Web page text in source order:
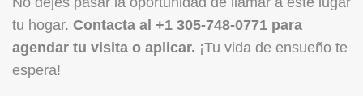
tu hogar. Contacta al +1 305-748-0771 para
agendar tu visita o aplicar. ¡Tu vida de ensueño te
espera!